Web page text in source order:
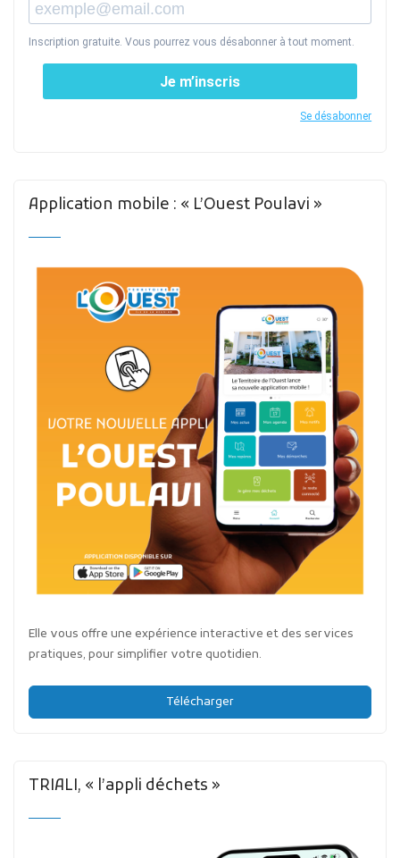
Inscription gratuite. Vous pourrez vous désabonner à tout moment.
Je m’inscris
Se désabonner
Application mobile : « L’Ouest Poulavi »
Elle vous offre une expérience interactive et des services
pratiques, pour simplifier votre quotidien.
Télécharger
TRIALI, « l’appli déchets »